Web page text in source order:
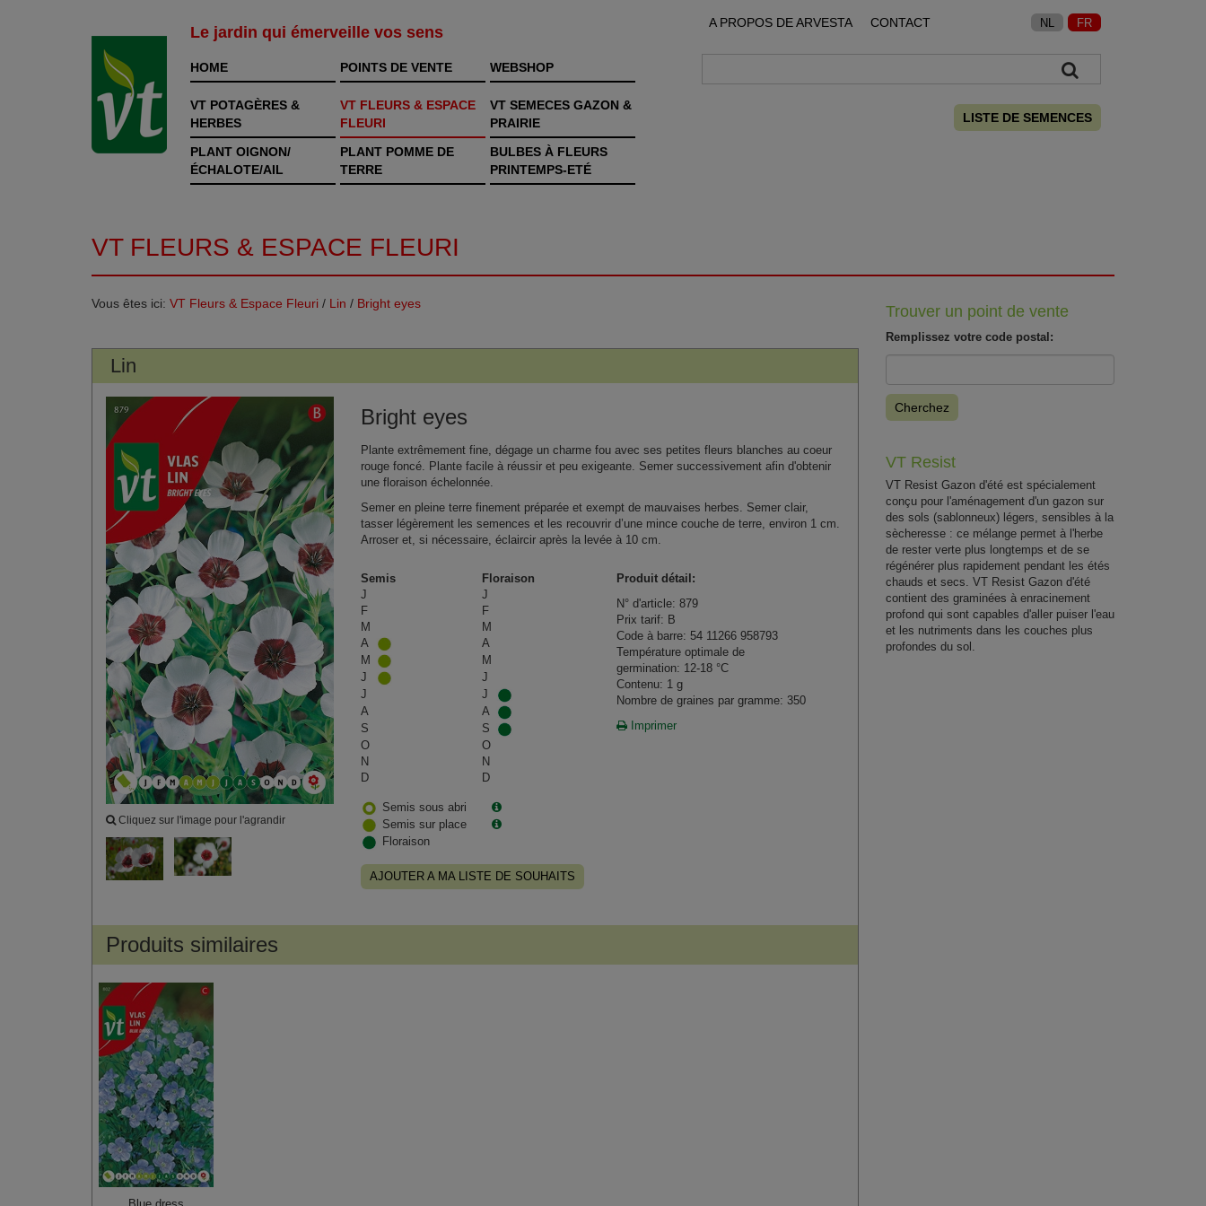
Le jardin qui émerveille vos sens
A PROPOS DE ARVESTA CONTACT NL FR
HOME POINTS DE VENTE WEBSHOP
VT POTAGÈRES &
HERBES
VT FLEURS & ESPACE
FLEURI
VT SEMECES GAZON &
PRAIRIE
PLANT OIGNON/
ÉCHALOTE/AIL
PLANT POMME DE
TERRE
BULBES À FLEURS
PRINTEMPS-ETÉ
LISTE DE SEMENCES
VT FLEURS & ESPACE FLEURI
Vous êtes ici: VT Fleurs & Espace Fleuri / Lin / Bright eyes
Lin
Cliquez sur l'image pour l'agrandir
Bright eyes
Plante extrêmement fine, dégage un charme fou avec ses petites fleurs blanches au coeur
rouge foncé. Plante facile à réussir et peu exigeante. Semer successivement afin d'obtenir
une floraison échelonnée.
Semer en pleine terre finement préparée et exempt de mauvaises herbes. Semer clair,
tasser légèrement les semences et les recouvrir d’une mince couche de terre, environ 1 cm.
Arroser et, si nécessaire, éclaircir après la levée à 10 cm.
Semis
Floraison
J
J
F
F
M
M
A
A
M
M
J
J
J
J
A
A
S
S
O
O
N
N
D
D
Semis sous abri
Semis sur place
Floraison
AJOUTER A MA LISTE DE SOUHAITS
Produit détail:
N° d'article: 879
Prix tarif: B
Code à barre: 54 11266 958793
Température optimale de
germination: 12-18 °C
Contenu: 1 g
Nombre de graines par gramme: 350
Imprimer
Produits similaires
Trouver un point de vente
Remplissez votre code postal:
Cherchez
VT Resist
VT Resist Gazon d'été est spécialement
conçu pour l'aménagement d'un gazon sur
des sols (sablonneux) légers, sensibles à la
sècheresse : ce mélange permet à l'herbe
de rester verte plus longtemps et de se
régénérer plus rapidement pendant les étés
chauds et secs. VT Resist Gazon d'été
contient des graminées à enracinement
profond qui sont capables d'aller puiser l'eau
et les nutriments dans les couches plus
profondes du sol.